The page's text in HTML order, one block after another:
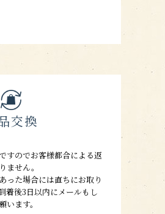
交換
すのでお客様都合による返
ません。
った場合には直ちにお取り
着後3日以内にメールもし
います。